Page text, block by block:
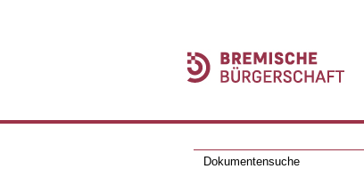
Dokumentensuche